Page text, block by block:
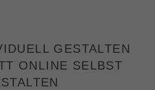
GESTALTEN
ONLINE SELBST